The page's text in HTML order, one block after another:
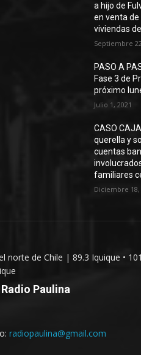
a hijo de
en venta
viviendas
Septiembre
PASO A
Fase 3 de
próximo
Julio 1, 2021
CASO
querella y
cuentas
familiares
Diciembre 18,
de Chile | 89.3 Iquique •
Paulina
radiopaulina@gmail.com